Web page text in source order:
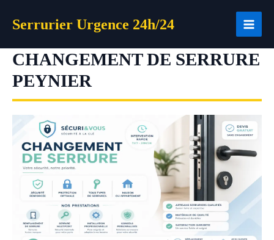
Serrurier Urgence 24h/24
CHANGEMENT DE SERRURE
PEYNIER